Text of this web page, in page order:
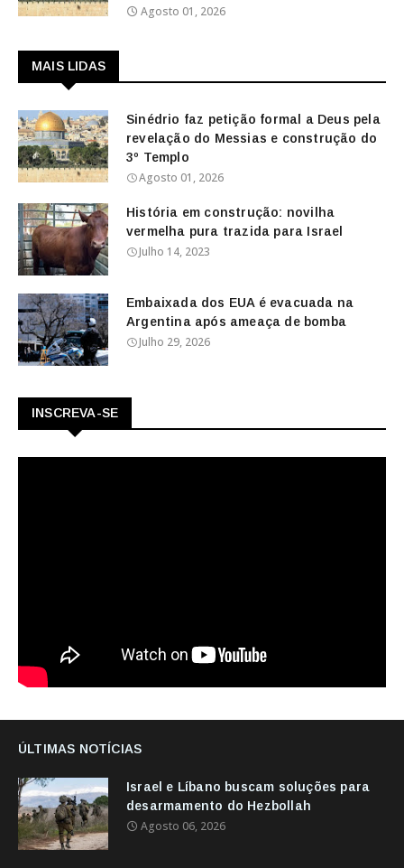
Agosto 01, 2026
MAIS LIDAS
Sinédrio faz petição formal a Deus pela
revelação do Messias e construção do
3º Templo
Agosto 01, 2026
História em construção: novilha
vermelha pura trazida para Israel
Julho 14, 2023
Embaixada dos EUA é evacuada na
Argentina após ameaça de bomba
Julho 29, 2026
INSCREVA-SE
ÚLTIMAS NOTÍCIAS
Israel e Líbano buscam soluções para
desarmamento do Hezbollah
Agosto 06, 2026